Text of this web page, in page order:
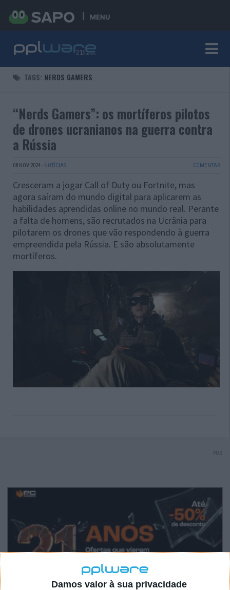
Damos valor à sua privacidade
MENU
TAGS: NERDS GAMERS
“Nerds Gamers”: os mortíferos pilotos
de drones ucranianos na guerra contra
a Rússia
08 NOV 2024 · NOTÍCIAS COMENTAR
Cresceram a jogar Call of Duty ou Fortnite, mas
agora saíram do mundo digital para aplicarem as
habilidades aprendidas online no mundo real. Perante
a falta de homens, são recrutados na Ucrânia para
pilotarem os drones que vão respondendo à guerra
empreendida pela Rússia. E são absolutamente
mortíferos.
PUB